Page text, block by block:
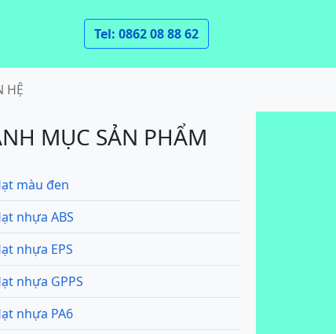
Tel: 0862 08 88 62
HỆ
MỤC SẢN PHẨM
màu đen
nhựa ABS
nhựa EPS
nhựa GPPS
nhựa PA6